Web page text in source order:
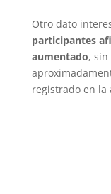
Otro dato
participantes
aumentado,
registrado en la